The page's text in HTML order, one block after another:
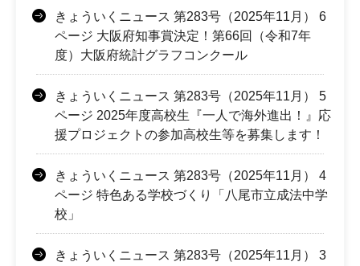
きょういくニュース 第283号（2025年11月） 6
ページ 大阪府知事賞決定！第66回（令和7年
度）大阪府統計グラフコンクール
きょういくニュース 第283号（2025年11月） 5
ページ 2025年度高校生『一人で海外進出！』応
援プロジェクトの参加高校生等を募集します！
きょういくニュース 第283号（2025年11月） 4
ページ 特色ある学校づくり「八尾市立成法中学
校」
きょういくニュース 第283号（2025年11月） 3